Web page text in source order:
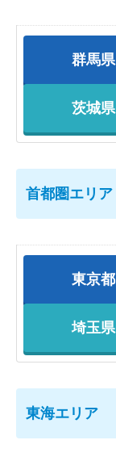
群馬県
茨城県
首都圏エリア
東京都
埼玉県
東海エリア